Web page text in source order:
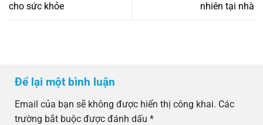
cho sức khỏe
nhiên tại nhà
Để lại một bình luận
Email của bạn sẽ không được hiển thị công khai. Các
trường bắt buộc được đánh dấu *